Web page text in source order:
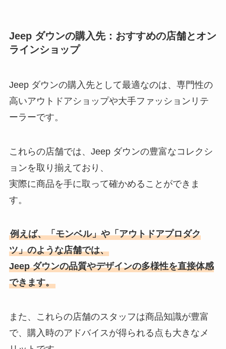
Jeep ダウンの購入先：おすすめの店舗とオン
ラインショップ
Jeep ダウンの購入先として最適なのは、専門性の
高いアウトドアショップや大手ファッションリテ
ーラーです。
これらの店舗では、Jeep ダウンの豊富なコレクシ
ョンを取り揃えており、
実際に商品を手に取って確かめることができま
す。
例えば、「モンベル」や「アウトドアプロダク
ツ」のような店舗では、
Jeep ダウンの品質やデザインの多様性を直接体感
できます。
また、これらの店舗のスタッフは商品知識が豊富
で、購入時のアドバイスが得られる点も大きなメ